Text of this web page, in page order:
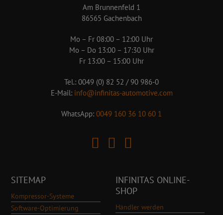
Am Brunnenfeld 1
86565 Gachenbach
Mo – Fr 08:00 – 12:00 Uhr
Mo – Do 13:00 – 17:30 Uhr
Fr 13:00 – 15:00 Uhr
Tel.: 0049 (0) 82 52 / 90 986-0
E-Mail: info@infinitas-automotive.com
WhatsApp: 0049 160 36 10 60 1
SITEMAP
Kompressor-Systeme
Software-Optimierung
INFINITAS ONLINE-
SHOP
Händler werden